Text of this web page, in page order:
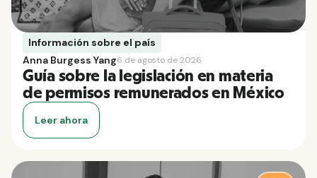
Información sobre el país
Anna Burgess Yang6 de agosto de 2026
Guía sobre la legislación en materia
de permisos remunerados en México
Leer ahora